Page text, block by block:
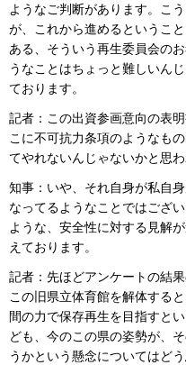
ようなご判断があります。こ
が、これから進めるというこ
ある、そういう再生委員会の
うなことはちょっと難しいん
ております。
記者：この出資参画意向の表
こに不可抗力条項のようなも
てやれないんじゃないかと思わ
知事：いや、それ自身が私自
なってるようなことではござ
ような、安全性に対する見解
えております。
記者：先ほどアンケートの結
この旧県立体育館を解体する
間の力で保存再生を目指すと
ども、今のこの県の姿勢が、
うかという懸念についてはどう